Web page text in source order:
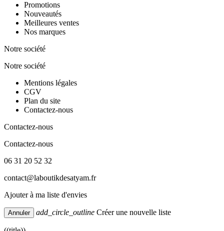
Promotions
Nouveautés
Meilleures ventes
Nos marques
Notre société
Notre société
Mentions légales
CGV
Plan du site
Contactez-nous
Contactez-nous
Contactez-nous
06 31 20 52 32
contact@laboutikdesatyam.fr
Ajouter à ma liste d'envies
Annuler add_circle_outline Créer une nouvelle liste